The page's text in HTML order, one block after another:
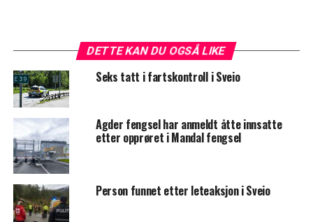
DETTE KAN DU OGSÅ LIKE
Seks tatt i fartskontroll i Sveio
Agder fengsel har anmeldt åtte innsatte
etter opprøret i Mandal fengsel
Person funnet etter leteaksjon i Sveio